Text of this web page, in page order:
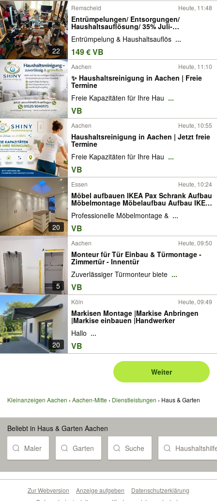
22
Remscheid Heute, 11:48
Entrümpelungen/ Entsorgungen/
Haushaltsauflösung/ 35% Juli-
Aktionsrabatt/ fair-schnell
Entrümpelung & Haushaltsauflös ...
149 € VB
Aachen Heute, 11:10
✨ Haushaltsreinigung in Aachen | Freie
Termine
Freie Kapazitäten für Ihre Hau ...
VB
Aachen Heute, 10:55
Haushaltsreinigung in Aachen | Jetzt freie
Termine
Freie Kapazitäten für Ihre Hau ...
VB
20
Essen Heute, 10:24
Möbel aufbauen IKEA Pax Schrank Aufbau
Möbelmontage Möbelaufbau Aufbau IKEA
Montage Schrank Bett Kommode Tisch
Aufbauservice Montageservice
Lampenanschluss Demontage Transport
PAX Lampe Montage
Professionelle Möbelmontage & ...
VB
5
Aachen Heute, 09:50
Monteur für Tür Einbau & Türmontage -
Zimmertür - Innentür
Zuverlässiger Türmonteur biete ...
VB
20
Köln Heute, 09:49
Markisen Montage |Markise Anbringen
|Markise einbauen |Handwerker
Hallo ...
VB
Weiter
Kleinanzeigen Aachen Aachen-Mitte Dienstleistungen Haus & Garten
Beliebt in Haus & Garten Aachen
Maler Garten Suche
Zur Webversion Anzeige aufgeben
Datenschutzerklärung